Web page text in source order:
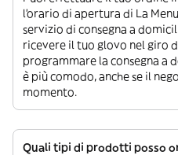
l’orario di apertura di La
servizio di consegna a
ricevere il tuo glovo nel giro
programmare la consegna a
è più comodo, anche se il
momento.
Quali tipi di prodotti posso